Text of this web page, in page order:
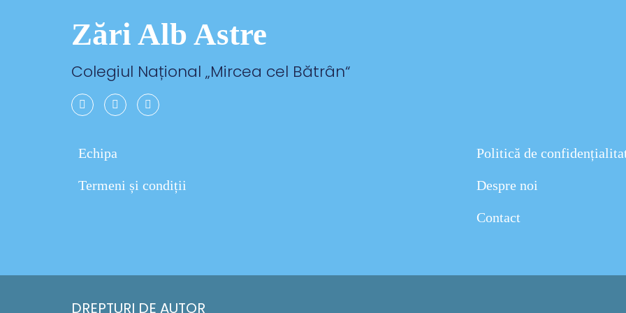
Zări Alb Astre
Colegiul Național „Mircea cel Bătrân“
Echipa
Termeni și condiții
Politică de
Despre noi
Contact
DREPTURI DE AUTOR